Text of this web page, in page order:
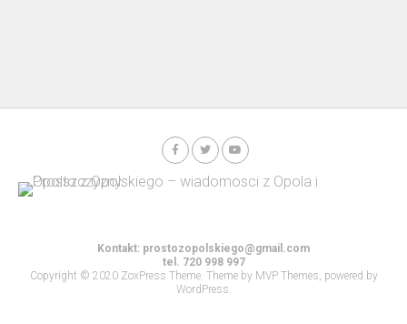
Kontakt: prostozopolskiego@gmail.com
tel. 720 998 997
Copyright © 2020 ZoxPress Theme. Theme by MVP Themes, powered by
WordPress.